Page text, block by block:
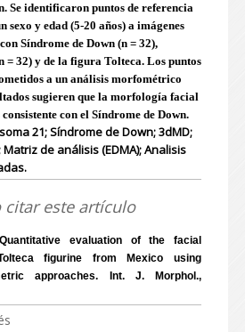
Se identificaron puntos de referencia
sexo y edad (5-20 años) a imágenes
Síndrome de Down (n = 32),
= 32) y de la figura Tolteca. Los puntos
a un análisis morfométrico
sugieren que la morfología facial
con el Síndrome de Down.
21; Síndrome de Down; 3dMD;
de análisis (EDMA); Analisis
citar este artículo
evaluation of the facial
figurine from Mexico using
approaches. Int. J. Morphol.,